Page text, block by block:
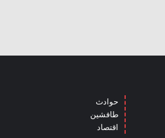
حوادث
طافشين
اقتصاد